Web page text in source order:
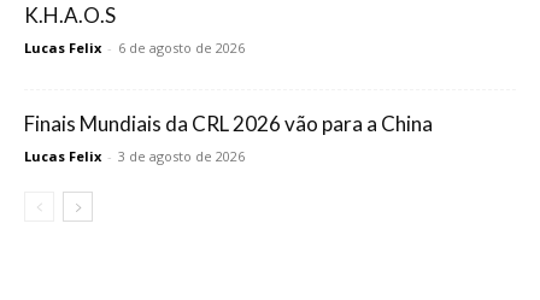
K.H.A.O.S
Lucas Felix - 6 de agosto de 2026
Finais Mundiais da CRL 2026 vão para a China
Lucas Felix - 3 de agosto de 2026